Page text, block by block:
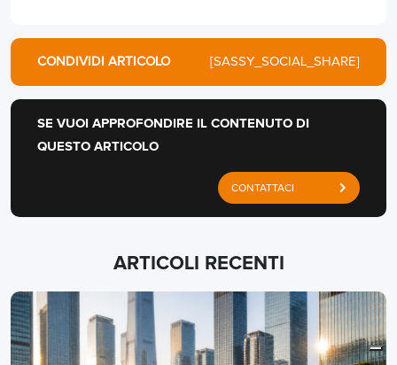
CONDIVIDI ARTICOLO [SASSY_SOCIAL_SHARE]
SE VUOI APPROFONDIRE IL CONTENUTO DI
QUESTO ARTICOLO
CONTATTACI
ARTICOLI RECENTI